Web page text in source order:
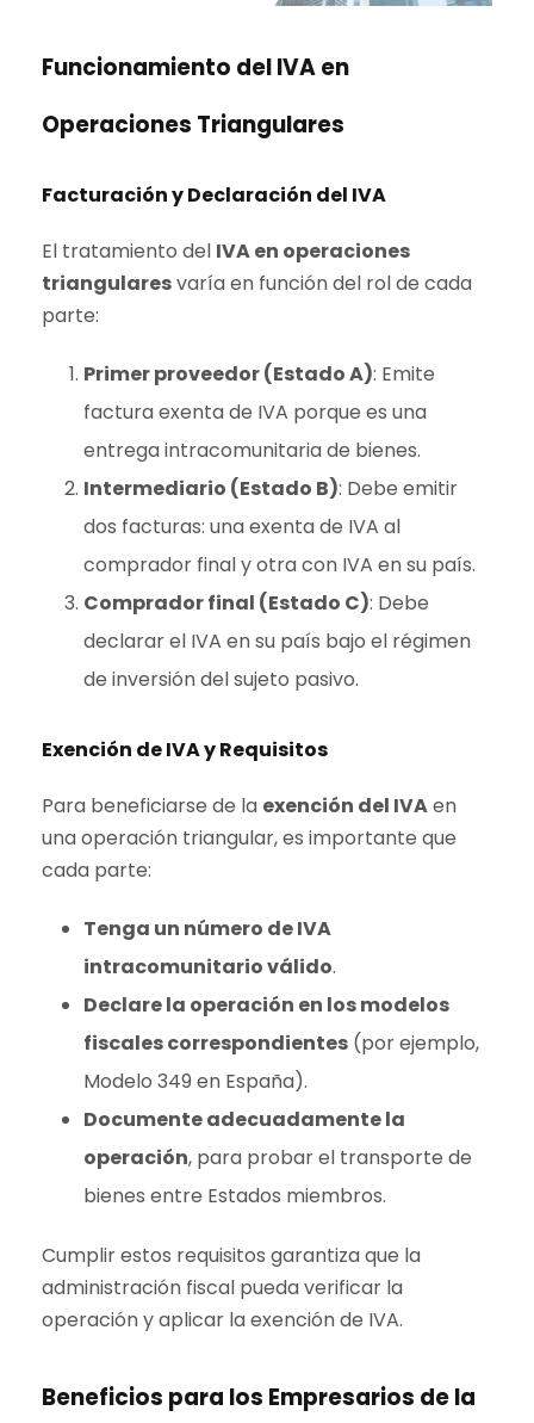
Funcionamiento del IVA en
Operaciones Triangulares
Facturación y Declaración del IVA
El tratamiento del IVA en operaciones
triangularesvaría en función del rol de cada
parte:
Primer proveedor (Estado A): Emite
factura exenta de IVA porque es una
entrega intracomunitaria de bienes.
Intermediario (Estado B): Debe emitir
dos facturas: una exenta de IVA al
comprador final y otra con IVA en su país.
Comprador final (Estado C): Debe
declarar el IVA en su país bajo el régimen
de inversión del sujeto pasivo.
Exención de IVA y Requisitos
Para beneficiarse de la exención del IVAen
una operación triangular, es importante que
cada parte:
Tenga un número de IVA
intracomunitario válido.
Declare la operación en los modelos
fiscales correspondientes (por ejemplo,
Modelo 349 en España).
Documente adecuadamente la
operación, para probar el transporte de
bienes entre Estados miembros.
Cumplir estos requisitos garantiza que la
administración fiscal pueda verificar la
operación y aplicar la exención de IVA.
Beneficios para los Empresarios de la